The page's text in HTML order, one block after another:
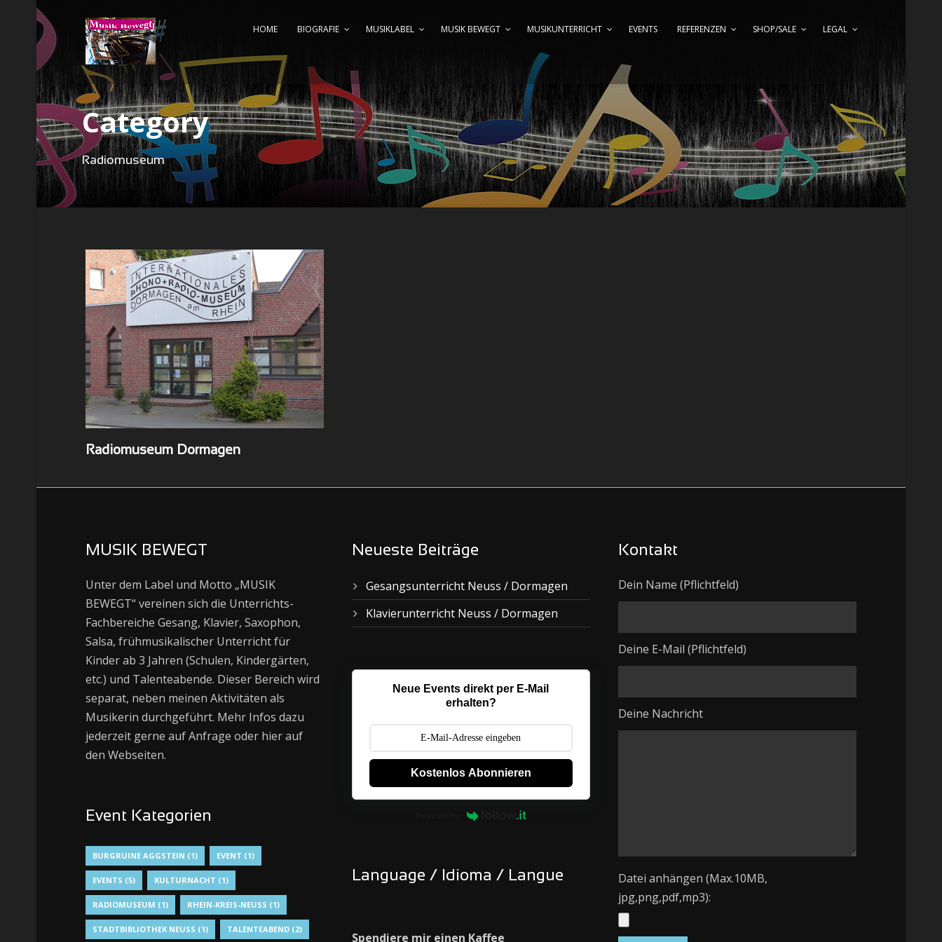
HOME BIOGRAFIE MUSIKLABEL MUSIK BEWEGT MUSIKUNTERRICHT EVENTS REFERENZEN SHOP/SALE LEGAL
Category
Radiomuseum
Radiomuseum Dormagen
MUSIK BEWEGT
Unter dem Label und Motto „MUSIK
BEWEGT“ vereinen sich die Unterrichts-
Fachbereiche Gesang, Klavier, Saxophon,
Salsa, frühmusikalischer Unterricht für
Kinder ab 3 Jahren (Schulen, Kindergärten,
etc.) und Talenteabende. Dieser Bereich wird
separat, neben meinen Aktivitäten als
Musikerin durchgeführt. Mehr Infos dazu
jederzeit gerne auf Anfrage oder hier auf
den Webseiten.
Event Kategorien
BURGRUINE AGGSTEIN (1) EVENT (1)
EVENTS (5) KULTURNACHT (1)
RADIOMUSEUM (1) RHEIN-KREIS-NEUSS (1)
STADTBIBLIOTHEK NEUSS (1) TALENTEABEND (2)
Neueste Beiträge
Gesangsunterricht Neuss / Dormagen
Klavierunterricht Neuss / Dormagen
Neue Events direkt per E-Mail
erhalten?
Kostenlos Abonnieren
Language / Idioma / Langue
Spendiere mir einen Kaffee
Kontakt
Dein Name (Pflichtfeld)
Deine E-Mail (Pflichtfeld)
Deine Nachricht
Datei anhängen (Max.10MB,
jpg,png,pdf,mp3):